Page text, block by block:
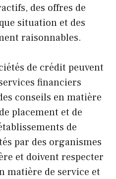
des offres de
situation et des
raisonnables.
de crédit peuvent
financiers
conseils en matière
placement et de
de
par des organismes
et doivent respecter
matière de service et